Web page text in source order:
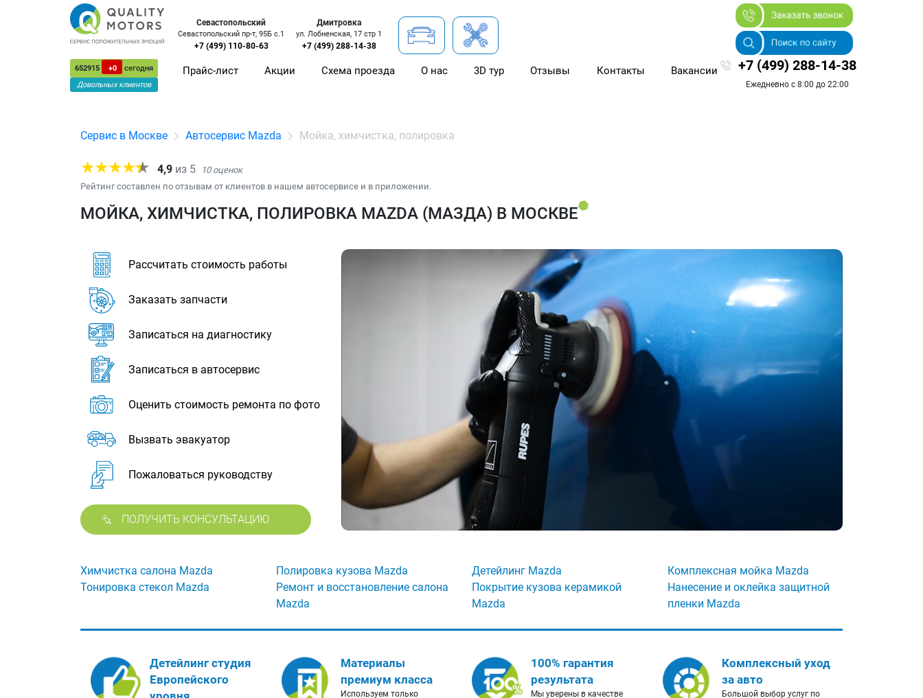
652915 +0
сегодня
Довольных клиентов
Севастопольский
Севастопольский пр-т, 95Б с.1
+7 (499) 110-80-63
Дмитровка
ул. Лобненская, 17 стр 1
+7 (499) 288-14-38
Прайс-лист Акции Схема проезда О нас 3D тур Отзывы Контакты Вакансии +7 (499) 288-14-38
Ежедневно с 8:00 до 22:00
Сервис в Москве Автосервис Mazda Мойка, химчистка, полировка
4,9 из 5 10оценок
Рейтинг составлен по отзывам от клиентов в нашем автосервисе и в приложении.
МОЙКА, ХИМЧИСТКА, ПОЛИРОВКА MAZDA (МАЗДА) В МОСКВЕ
Рассчитать стоимость работы
Заказать запчасти
Записаться на диагностику
Записаться в автосервис
Оценить стоимость ремонта по фото
Вызвать эвакуатор
Пожаловаться руководству
ПОЛУЧИТЬ КОНСУЛЬТАЦИЮ
Химчистка салона Mazda Полировка кузова Mazda Детейлинг Mazda
Комплексная мойка Mazda
Тонировка стекол Mazda
Ремонт и восстановление салона
Mazda
Покрытие кузова керамикой
Mazda
Нанесение и оклейка защитной
пленки Mazda
Детейлинг студия
Европейского
Материалы
премиум класса
Используем только
100% гарантия
результата
Мы уверены в качестве
Комплексный уход
за авто
Большой выбор услуг по